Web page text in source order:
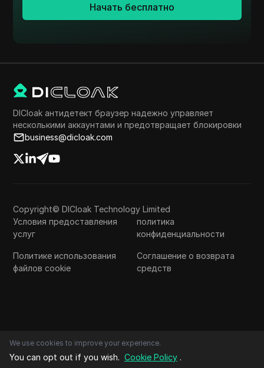
Начать бесплатно
DICloak антидетект браузер надежно управляет
несколькими аккаунтами и предотвращает блокировки
business@dicloak.com
Copyright© DICloak Technology Limited
Условия предоставления
услуг
политика
конфиденциальности
Политике использования
файлов cookie
Соглашение о возврата
средств
We use cookies to improve your experience.
You can opt out if you wish. Cookie Policy .